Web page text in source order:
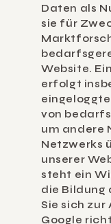
Daten als
sie für
Website.
erfolgt
von
um andere
Netzwerks
unserer
steht ein
die Bildung
Sie sich zur
Google